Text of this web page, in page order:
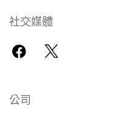
社交媒體
公司